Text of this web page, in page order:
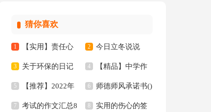
猜你喜欢
1 【实用】责任心
的演讲稿三篇
2 今日立冬说说
3 关于环保的日记
15篇
4 【精品】中学作
文汇编7篇
5 【推荐】2022年
人生格言警句汇编97
6 师德师风承诺书()
7 考试的作文汇总8 8 实用的伤心的签